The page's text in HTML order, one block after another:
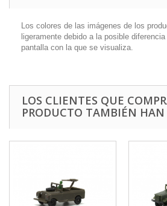
Los colores de las imágenes de los
ligeramente debido a la posible
pantalla con la que se visualiza.
LOS CLIENTES QUE
PRODUCTO TAMBIÉN HAN